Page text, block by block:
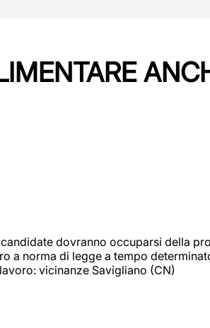
dovranno occuparsi della
norma di legge a tempo
vicinanze Savigliano (CN)